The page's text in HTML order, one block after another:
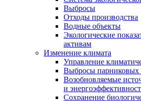
Выбросы
Отходы производства
Водные объекты
Экологические
активам
Изменение климата
Управление
Выбросы парниковых
Возобновляемые
и
Сохранение